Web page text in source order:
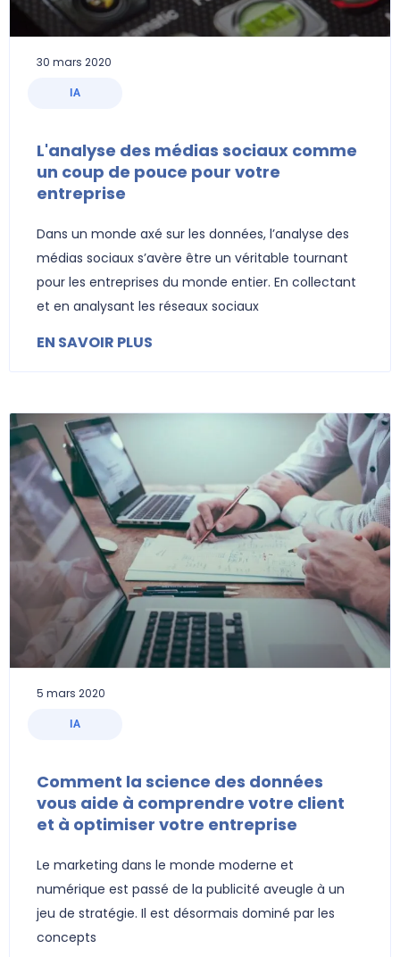
IA
L'analyse des médias sociaux comme
un coup de pouce pour votre
entreprise
Dans un monde axé sur les données, l’analyse des
médias sociaux s’avère être un véritable tournant
pour les entreprises du monde entier. En collectant
et en analysant les réseaux sociaux
EN SAVOIR PLUS
30 mars 2020
IA
Comment la science des données
vous aide à comprendre votre client
et à optimiser votre entreprise
Le marketing dans le monde moderne et
numérique est passé de la publicité aveugle à un
jeu de stratégie. Il est désormais dominé par les
concepts
5 mars 2020